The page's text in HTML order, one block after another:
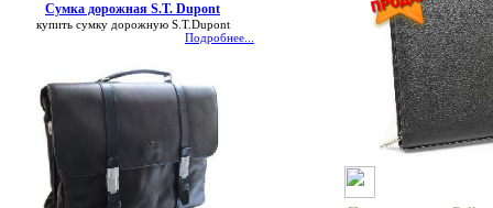
Сумка дорожная S.T. Dupont
купить сумку дорожную S.T.Dupont
Подробнее...